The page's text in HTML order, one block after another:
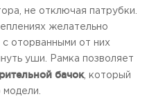
не отключая патрубки.
желательно
с оторванными от них
уши. Рамка позволяет
бачок, который